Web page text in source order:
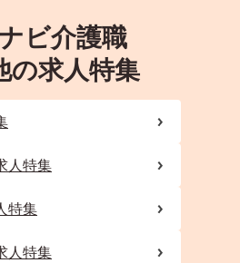
ビ介護職
の求人特集
人特集
特集
人特集